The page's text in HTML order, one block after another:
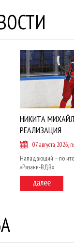
НИКИТА
РЕАЛИЗАЦИЯ
07 августа 2026,
Нападающий – по
«Рязани-ВДВ»